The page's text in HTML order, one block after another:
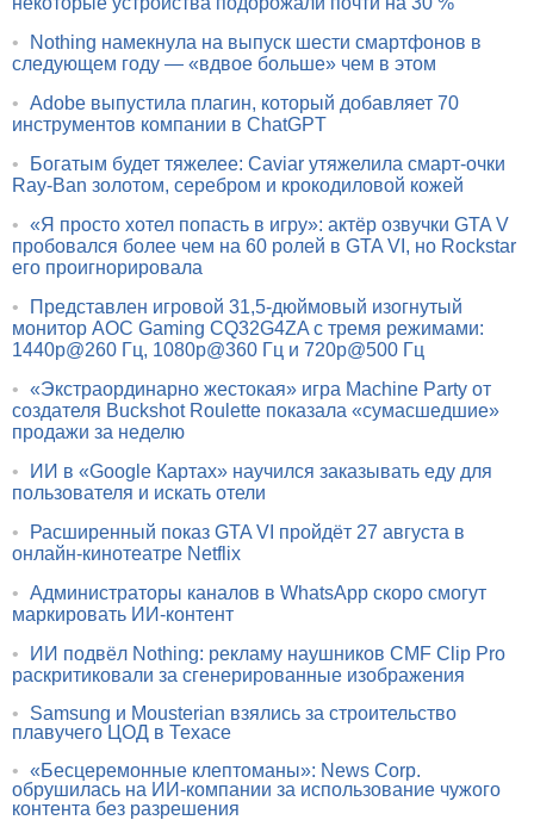
•
Nothing намекнула на выпуск шести смартфонов в
следующем году — «вдвое больше» чем в этом
• Adobe выпустила плагин, который добавляет 70
инструментов компании в ChatGPT
•
Богатым будет тяжелее: Caviar утяжелила смарт-очки
Ray-Ban золотом, серебром и крокодиловой кожей
• «Я просто хотел попасть в игру»: актёр озвучки GTA V
пробовался более чем на 60 ролей в GTA VI, но Rockstar
его проигнорировала
•
Представлен игровой 31,5-дюймовый изогнутый
монитор AOC Gaming CQ32G4ZA с тремя режимами:
1440p@260 Гц, 1080p@360 Гц и 720p@500 Гц
• «Экстраординарно жестокая» игра Machine Party от
создателя Buckshot Roulette показала «сумасшедшие»
продажи за неделю
•
ИИ в «Google Картах» научился заказывать еду для
пользователя и искать отели
•
Расширенный показ GTA VI пройдёт 27 августа в
онлайн-кинотеатре Netflix
• Администраторы каналов в WhatsApp скоро смогут
маркировать ИИ-контент
•
ИИ подвёл Nothing: рекламу наушников CMF Clip Pro
раскритиковали за сгенерированные изображения
•
Samsung и Mousterian взялись за строительство
плавучего ЦОД в Техасе
• «Бесцеремонные клептоманы»: News Corp.
обрушилась на ИИ-компании за использование чужого
контента без разрешения